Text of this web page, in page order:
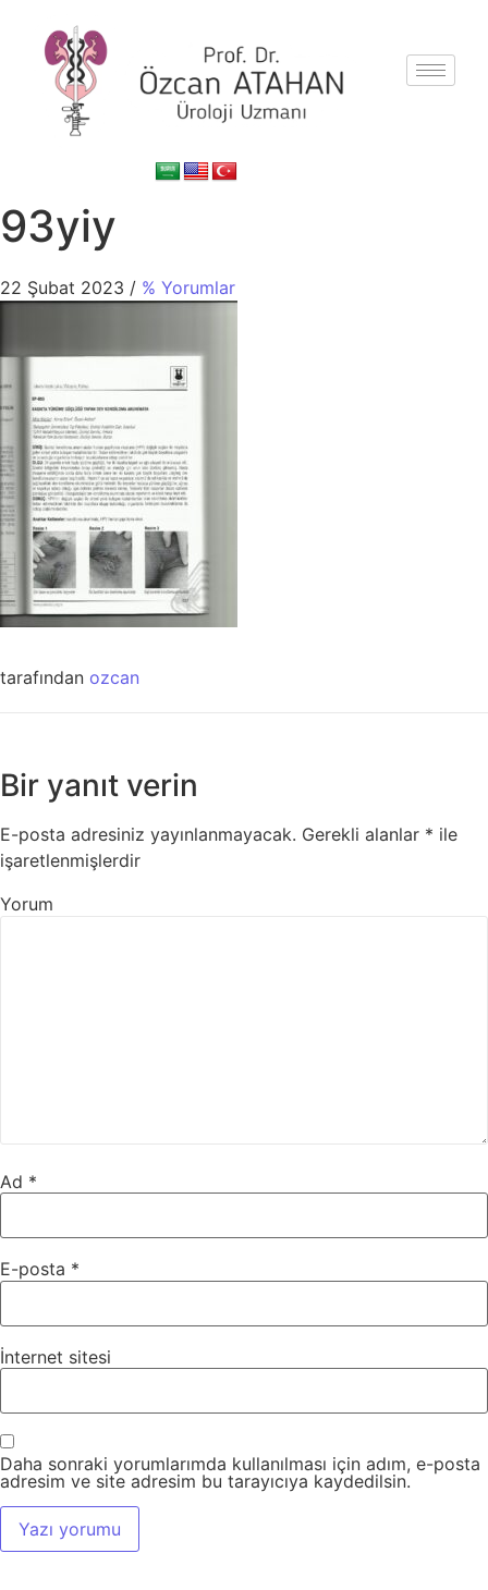
93yiy
22 Şubat 2023 / % Yorumlar
tarafından ozcan
Bir yanıt verin
E-posta adresiniz yayınlanmayacak. Gerekli alanlar * ile
işaretlenmişlerdir
Yorum
Ad *
E-posta *
İnternet sitesi
Daha sonraki yorumlarımda kullanılması için adım, e-posta
adresim ve site adresim bu tarayıcıya kaydedilsin.